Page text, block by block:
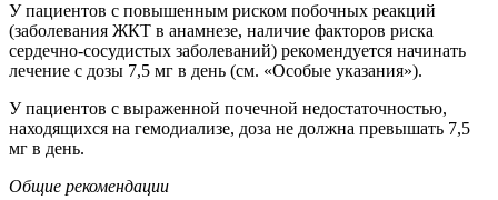
У пациентов с повышенным риском побочных реакций
(заболевания ЖКТ в анамнезе, наличие факторов риска
сердечно-сосудистых заболеваний) рекомендуется начинать
лечение с дозы 7,5 мг в день (см. «Особые указания»).
У пациентов с выраженной почечной недостаточностью,
находящихся на гемодиализе, доза не должна превышать 7,5
мг в день.
Общие рекомендации